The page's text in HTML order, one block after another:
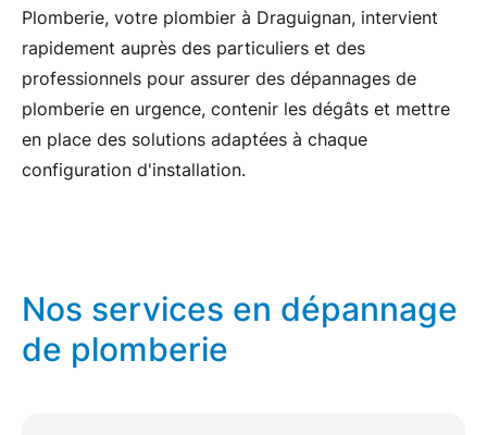
Plomberie, votre plombier à Draguignan, intervient
rapidement auprès des particuliers et des
professionnels pour assurer des dépannages de
plomberie en urgence, contenir les dégâts et mettre
en place des solutions adaptées à chaque
configuration d'installation.
Nos services en dépannage
de plomberie